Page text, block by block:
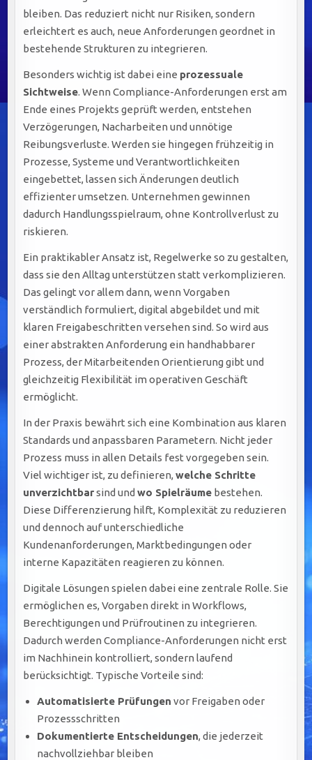
bleiben. Das reduziert nicht nur Risiken, sondern
erleichtert es auch, neue Anforderungen geordnet in
bestehende Strukturen zu integrieren.
Besonders wichtig ist dabei eine prozessuale
Sichtweise. Wenn Compliance-Anforderungen erst am
Ende eines Projekts geprüft werden, entstehen
Verzögerungen, Nacharbeiten und unnötige
Reibungsverluste. Werden sie hingegen frühzeitig in
Prozesse, Systeme und Verantwortlichkeiten
eingebettet, lassen sich Änderungen deutlich
effizienter umsetzen. Unternehmen gewinnen
dadurch Handlungsspielraum, ohne Kontrollverlust zu
riskieren.
Ein praktikabler Ansatz ist, Regelwerke so zu gestalten,
dass sie den Alltag unterstützen statt verkomplizieren.
Das gelingt vor allem dann, wenn Vorgaben
verständlich formuliert, digital abgebildet und mit
klaren Freigabeschritten versehen sind. So wird aus
einer abstrakten Anforderung ein handhabbarer
Prozess, der Mitarbeitenden Orientierung gibt und
gleichzeitig Flexibilität im operativen Geschäft
ermöglicht.
In der Praxis bewährt sich eine Kombination aus klaren
Standards und anpassbaren Parametern. Nicht jeder
Prozess muss in allen Details fest vorgegeben sein.
Viel wichtiger ist, zu definieren,welche Schritte
unverzichtbarsind undwo Spielräume bestehen.
Diese Differenzierung hilft, Komplexität zu reduzieren
und dennoch auf unterschiedliche
Kundenanforderungen, Marktbedingungen oder
interne Kapazitäten reagieren zu können.
Digitale Lösungen spielen dabei eine zentrale Rolle. Sie
ermöglichen es, Vorgaben direkt in Workflows,
Berechtigungen und Prüfroutinen zu integrieren.
Dadurch werden Compliance-Anforderungen nicht erst
im Nachhinein kontrolliert, sondern laufend
berücksichtigt. Typische Vorteile sind:
Automatisierte Prüfungen vor Freigaben oder
Prozessschritten
Dokumentierte Entscheidungen, die jederzeit
nachvollziehbar bleiben